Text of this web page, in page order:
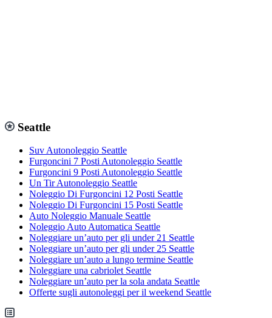
Seattle
Suv Autonoleggio Seattle
Furgoncini 7 Posti Autonoleggio Seattle
Furgoncini 9 Posti Autonoleggio Seattle
Un Tir Autonoleggio Seattle
Noleggio Di Furgoncini 12 Posti Seattle
Noleggio Di Furgoncini 15 Posti Seattle
Auto Noleggio Manuale Seattle
Noleggio Auto Automatica Seattle
Noleggiare un’auto per gli under 21 Seattle
Noleggiare un’auto per gli under 25 Seattle
Noleggiare un’auto a lungo termine Seattle
Noleggiare una cabriolet Seattle
Noleggiare un’auto per la sola andata Seattle
Offerte sugli autonoleggi per il weekend Seattle